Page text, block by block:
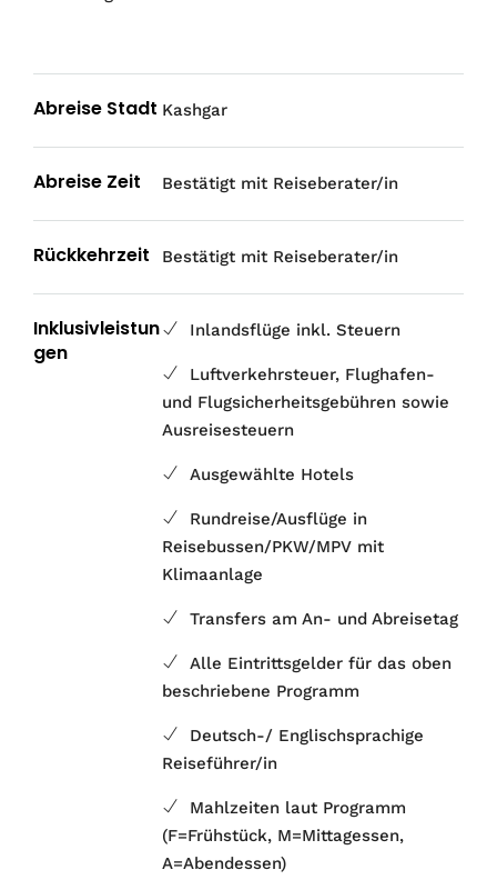
Abreise Stadt Kashgar
Abreise Zeit Bestätigt mit Reiseberater/in
Rückkehrzeit Bestätigt mit Reiseberater/in
Inklusivleistun
gen
Inlandsflüge inkl. Steuern
Luftverkehrsteuer, Flughafen-
und Flugsicherheitsgebühren sowie
Ausreisesteuern
Ausgewählte Hotels
Rundreise/Ausflüge in
Reisebussen/PKW/MPV mit
Klimaanlage
Transfers am An- und Abreisetag
Alle Eintrittsgelder für das oben
beschriebene Programm
Deutsch-/ Englischsprachige
Reiseführer/in
Mahlzeiten laut Programm
(F=Frühstück, M=Mittagessen,
A=Abendessen)